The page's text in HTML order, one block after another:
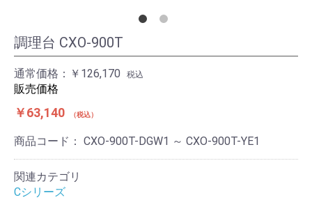
調理台 CXO-900T
通常価格： ￥126,170 税込
販売価格
￥63,140 税込
商品コード： CXO-900T-DGW1 ～ CXO-900T-YE1
関連カテゴリ
Cシリーズ